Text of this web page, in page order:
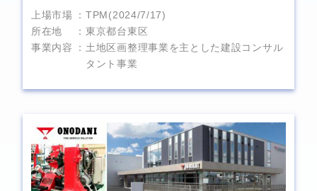
上場市場
TPM(2024/7/17)
所在地
東京都台東区
事業内容
土地区画整理事業を主とした建設コンサル
タント事業